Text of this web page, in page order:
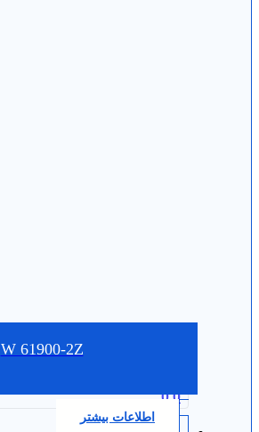
W 61900-2Z
0.0
اطلاعات بیشتر